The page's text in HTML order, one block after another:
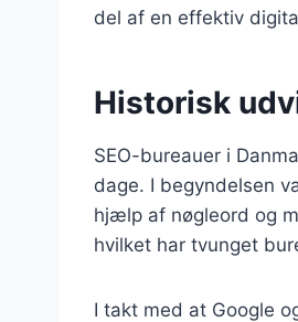
del af en effektiv
Historisk
SEO-bureauer i
dage. I begyndelsen
hjælp af nøgleord og
hvilket har tvunget
I takt med at Google